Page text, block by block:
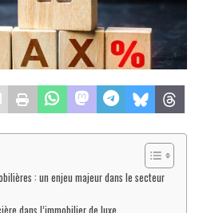
: un enjeu majeur dans le secteur